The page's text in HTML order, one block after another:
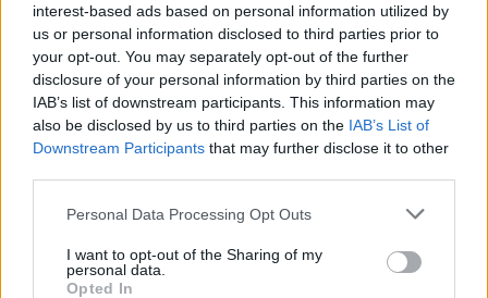
interest-based ads based on personal information utilized by
us or personal information disclosed to third parties prior to
your opt-out. You may separately opt-out of the further
disclosure of your personal information by third parties on the
IAB’s list of downstream participants. This information may
also be disclosed by us to third parties on the IAB’s List of
Downstream Participants that may further disclose it to other
Personal Data Processing Opt Outs
I want to opt-out of the Sharing of my
personal data.
Opted In
Van droomtransfer tot contractontbinding: het
Feyenoord-verhaal van Calvin Stengs
'Hij is weer gewoon mijn vader': Shaqueel
openhartig over Robin van Persie
bod op Gjivai Zechiël?
Been blikt terug op historische afstraffing: "Die
schaamte voel ik nog altijd"